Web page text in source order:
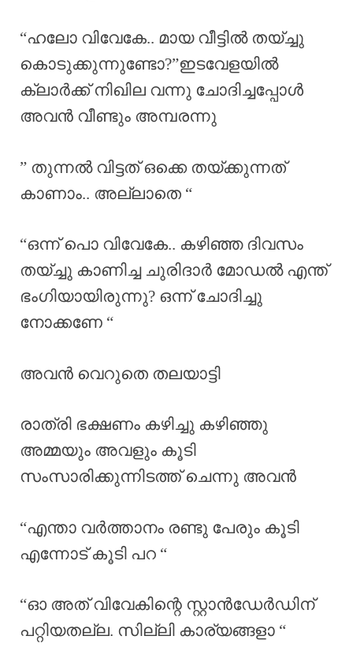
“ഹലോ വിവേകേ.. മായ വീട്ടിൽ തയ്ച്ചു
കൊടുക്കുന്നുണ്ടോ?”ഇടവേളയിൽ
ക്ലാർക്ക് നിഖില വന്നു ചോദിച്ചപ്പോൾ
അവൻ വീണ്ടും അമ്പരന്നു
” തുന്നൽ വിട്ടത് ഒക്കെ തയ്ക്കുന്നത്
കാണാം.. അല്ലാതെ “
“ഒന്ന് പൊ വിവേകേ.. കഴിഞ്ഞ ദിവസം
തയ്ച്ചു കാണിച്ച ചുരിദാർ മോഡൽ എന്ത്
ഭംഗിയായിരുന്നു? ഒന്ന് ചോദിച്ചു
നോക്കണേ “
അവൻ വെറുതെ തലയാട്ടി
രാത്രി ഭക്ഷണം കഴിച്ചു കഴിഞ്ഞു
അമ്മയും അവളും കൂടി
സംസാരിക്കുന്നിടത്ത് ചെന്നു അവൻ
“എന്താ വർത്താനം രണ്ടു പേരും കൂടി
എന്നോട് കൂടി പറ “
“ഓ അത് വിവേകിന്റെ സ്റ്റാൻഡേർഡിന്
പറ്റിയതല്ല. സില്ലി കാര്യങ്ങളാ “